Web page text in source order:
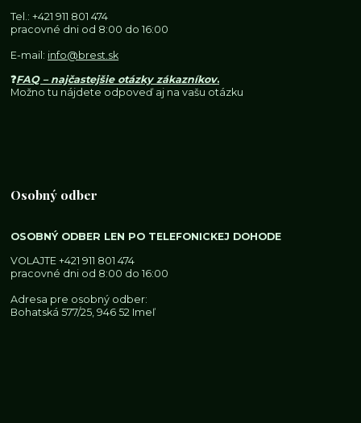
Tel.:+421 911 801 474
pracovné dni od 8:00 do 16:00
E-mail: info@brest.sk
❓FAQ – najčastejšie otázky zákazníkov.
Možno tu nájdete odpoveď aj na vašu otázku
Osobný odber
OSOBNÝ ODBER LEN PO TELEFONICKEJ DOHODE
VOLAJTE+421 911 801 474
pracovné dni od 8:00 do 16:00
Adresa pre osobný odber:
Bohatská 577/25, 946 52 Imeľ